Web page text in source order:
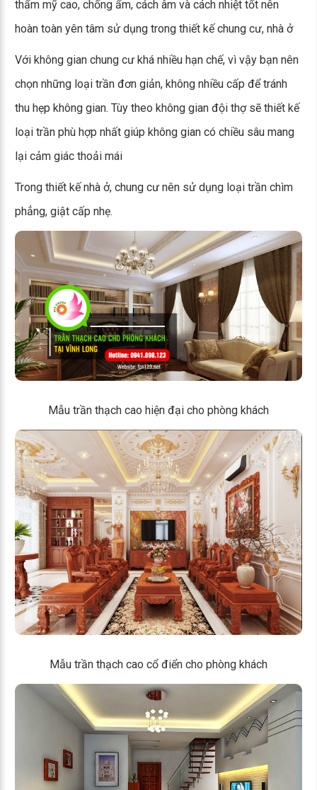
thẩm mỹ cao, chống ẩm, cách âm và cách nhiệt tốt nên
hoàn toàn yên tâm sử dụng trong thiết kế chung cư, nhà ở
Với không gian chung cư khá nhiều hạn chế, vì vậy bạn nên
chọn những loại trần đơn giản, không nhiều cấp để tránh
thu hẹp không gian. Tùy theo không gian đội thợ sẽ thiết kế
loại trần phù hợp nhất giúp không gian có chiều sâu mang
lại cảm giác thoải mái
Trong thiết kế nhà ở, chung cư nên sử dụng loại trần chìm
phẳng, giật cấp nhẹ.
Mẫu trần thạch cao hiện đại cho phòng khách
Mẫu trần thạch cao cổ điển cho phòng khách